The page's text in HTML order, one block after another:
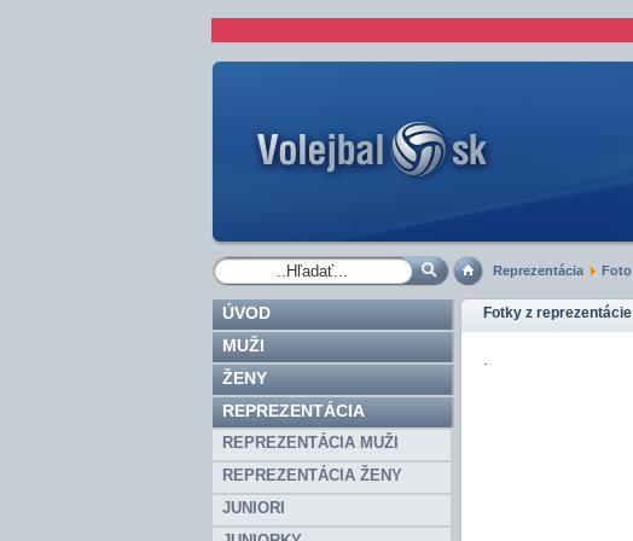
Reprezentácia Foto
ÚVOD
MUŽI
ŽENY
REPREZENTÁCIA
REPREZENTÁCIA MUŽI
REPREZENTÁCIA ŽENY
JUNIORI
Fotky z reprezentácie
.